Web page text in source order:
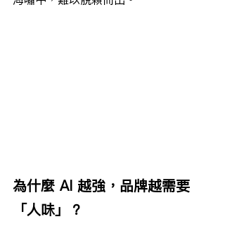
為什麼 AI 越強，品牌越需要
「人味」？